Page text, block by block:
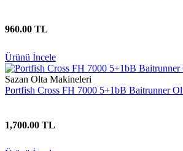
960.00 TL
Ürünü İncele
Sazan Olta Makineleri
Portfish Cross FH 7000 5+1bB Baitrunner
1,700.00 TL